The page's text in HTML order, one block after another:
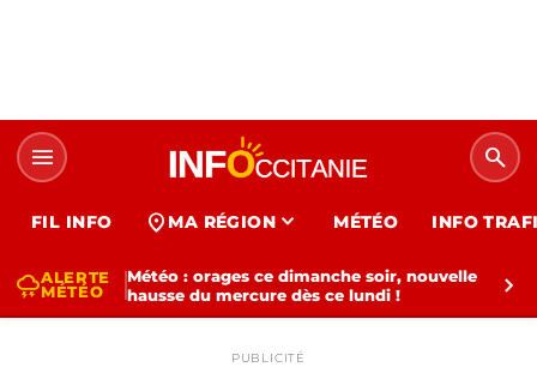
menu search
FIL INFO location_on MA RÉGION expand_more MÉTÉO INFO
thunderstormALERTE
MÉTÉO
Météo : orages ce dimanche soir, nouvelle
hausse du mercure dès ce lundi !
chevron_right
PUBLICITÉ